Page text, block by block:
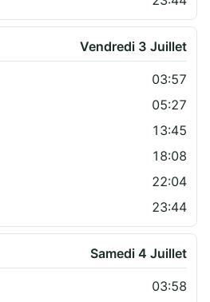
Vendredi 3 Juillet
03:57
05:27
13:45
18:08
22:04
23:44
Samedi 4 Juillet
03:58